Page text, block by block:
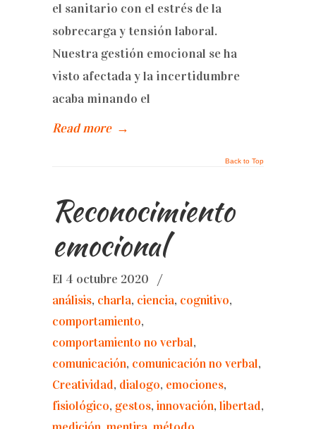
el sanitario con el estrés de la
sobrecarga y tensión laboral.
Nuestra gestión emocional se ha
visto afectada y la incertidumbre
acaba minando el
Read more →
Back to Top
Reconocimiento
emocional
El 4 octubre 2020
/
análisis, charla, ciencia, cognitivo,
comportamiento,
comportamiento no verbal,
comunicación, comunicación no verbal,
Creatividad, dialogo, emociones,
fisiológico, gestos, innovación, libertad,